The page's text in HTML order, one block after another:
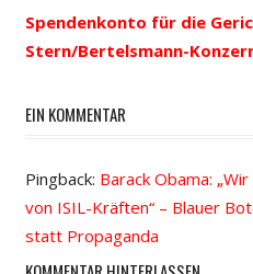
Spendenkonto für die
Stern/Bertelsmann-
EIN KOMMENTAR
Pingback: Barack Obama:
von ISIL-Kräften“ – Blauer
statt Propaganda